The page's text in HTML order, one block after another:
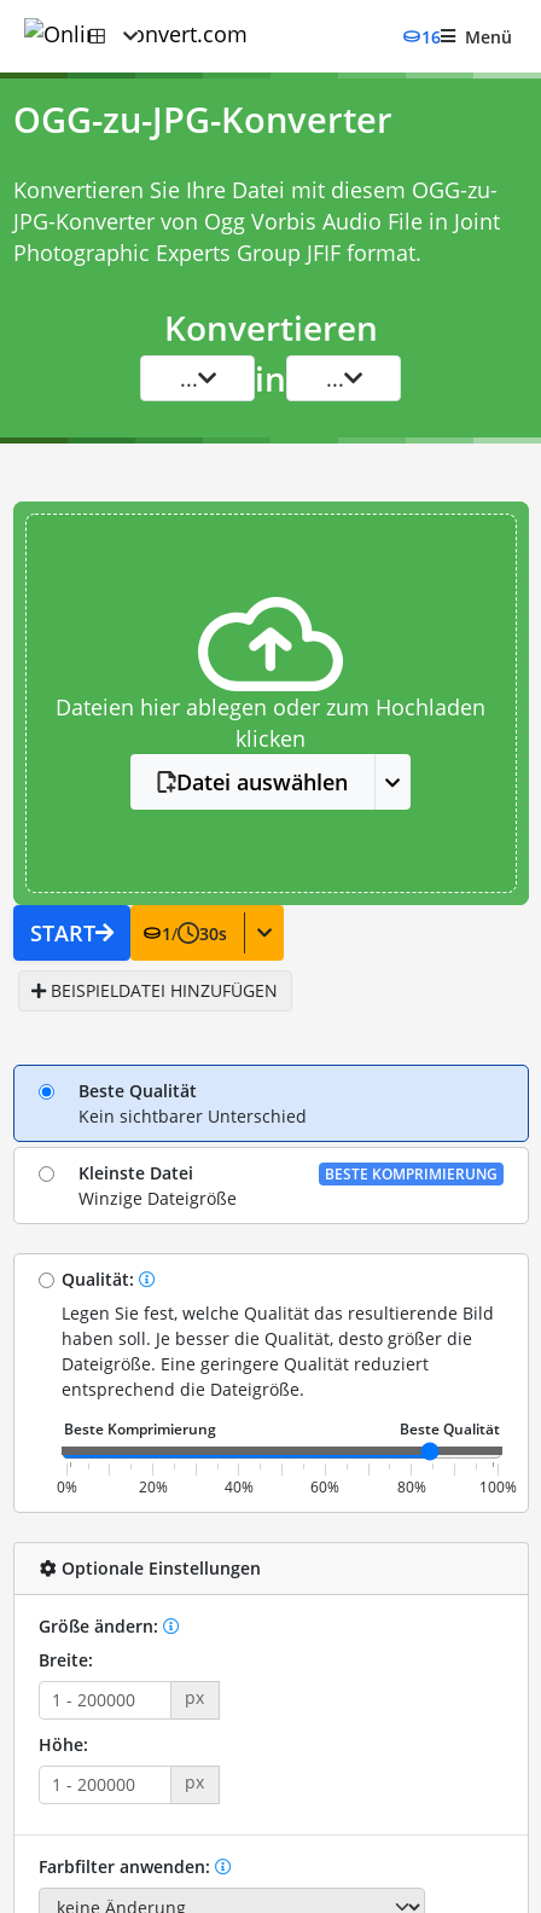
16 Menü
OGG-zu-JPG-Konverter
Konvertieren Sie Ihre Datei mit diesem OGG-zu-
JPG-Konvertervon Ogg Vorbis Audio File in Joint
Photographic Experts Group JFIF format.
Konvertieren
... in ...
Dateien hier ablegen oder zum Hochladen
klicken
Datei auswählen
START 1/ 30s
BEISPIELDATEI HINZUFÜGEN
Beste Qualität
Kein sichtbarer Unterschied
Kleinste Datei
Winzige Dateigröße
BESTE KOMPRIMIERUNG
Qualität:
Legen Sie fest, welche Qualität das resultierende Bild
haben soll. Je besser die Qualität, desto größer die
Dateigröße. Eine geringere Qualität reduziert
entsprechend die Dateigröße.
0% 20% 40% 60% 80% 100%
Optionale Einstellungen
Größe ändern:
Breite:
px
Höhe:
px
Farbfilter anwenden: